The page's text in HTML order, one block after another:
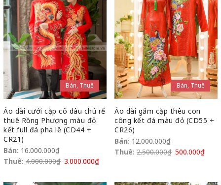
Bán, Thuê
Áo dài cưới cặp cô dâu chú rể
thuê Rồng Phượng màu đỏ
kết full đá pha lê (CD44 +
CR21)
Bán: 16.000.000₫
Thuê: 4.000.000₫ 3.000.000₫
Bán, Thuê
Áo dài gấm cặp thêu con
công kết đá màu đỏ (CD55 +
CR26)
Bán: 12.000.000₫
Thuê: 2.500.000₫ 500.000₫